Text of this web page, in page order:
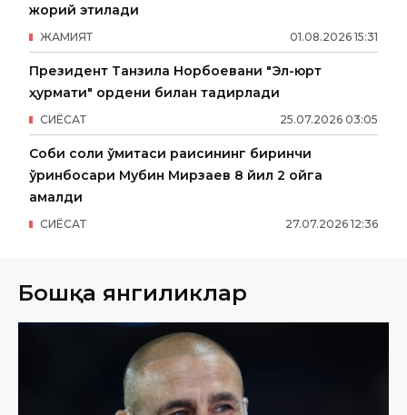
жорий этилади
01.08.2026 15:31
ЖАМИЯТ
Президент Танзила Норбоевани "Эл-юрт
ҳурмати" ордени билан тақдирлади
25.07.2026 03:05
СИËСАТ
Собиқ солиқ қўмитаси раисининг биринчи
ўринбосари Мубин Мирзаев 8 йил 2 ойга
қамалди
27.07.2026 12:36
СИËСАТ
Бошқа янгиликлар